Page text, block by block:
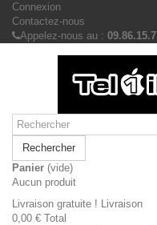
Connexion
Contactez-nous
Appelez-nous au :
Rechercher
Panier (vide)
Aucun produit
Livraison gratuite ! Livraison
0,00 € Total